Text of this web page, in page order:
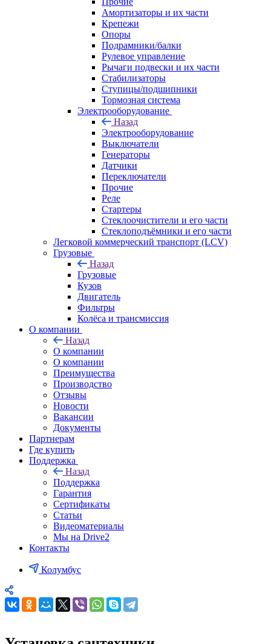
Амортизаторы и их части
Крепежи
Опоры
Подрамники/балки
Рулевое управление
Рычаги подвески и их части
Стабилизаторы
Ступицы/подшипники
Тормозная система
Электрооборудование
Назад
Электрооборудование
Выключатели
Генераторы
Датчики
Переключатели
Прочие
Реле
Стартеры
Стеклоочистители и его части
Стеклоподъёмники и его части
Легковой коммерческий транспорт (LCV)
Грузовые
Назад
Грузовые
Кузов
Двигатель
Фильтры
Колёса и трансмиссия
О компании
Назад
О компании
О компании
Преимущества
Производство
Отзывы
Новости
Вакансии
Документы
Партнерам
Где купить
Поддержка
Назад
Поддержка
Гарантия
Сертификаты
Статьи
Видеоматериалы
Мы на Drive2
Контакты
Колумбус